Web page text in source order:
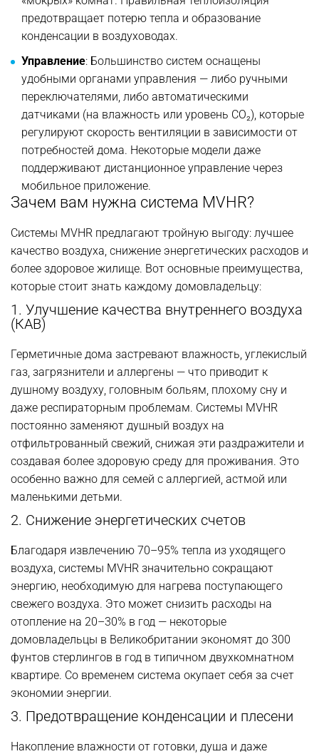
предотвращает потерю тепла и образование
конденсации в воздуховодах.
Управление: Большинство систем оснащены
удобными органами управления — либо ручными
переключателями, либо автоматическими
датчиками (на влажность или уровень CO₂), которые
регулируют скорость вентиляции в зависимости от
потребностей дома. Некоторые модели даже
поддерживают дистанционное управление через
мобильное приложение.
Зачем вам нужна система MVHR?
Системы MVHR предлагают тройную выгоду: лучшее
качество воздуха, снижение энергетических расходов и
более здоровое жилище. Вот основные преимущества,
которые стоит знать каждому домовладельцу:
1. Улучшение качества внутреннего воздуха
(КАВ)
Герметичные дома застревают влажность, углекислый
газ, загрязнители и аллергены — что приводит к
душному воздуху, головным больям, плохому сну и
даже респираторным проблемам. Системы MVHR
постоянно заменяют душный воздух на
отфильтрованный свежий, снижая эти раздражители и
создавая более здоровую среду для проживания. Это
особенно важно для семей с аллергией, астмой или
маленькими детьми.
2. Снижение энергетических счетов
Благодаря извлечению 70–95% тепла из уходящего
воздуха, системы MVHR значительно сокращают
энергию, необходимую для нагрева поступающего
свежего воздуха. Это может снизить расходы на
отопление на 20–30% в год — некоторые
домовладельцы в Великобритании экономят до 300
фунтов стерлингов в год в типичном двухкомнатном
квартире. Со временем система окупает себя за счет
экономии энергии.
3. Предотвращение конденсации и плесени
Накопление влажности от готовки, душа и даже